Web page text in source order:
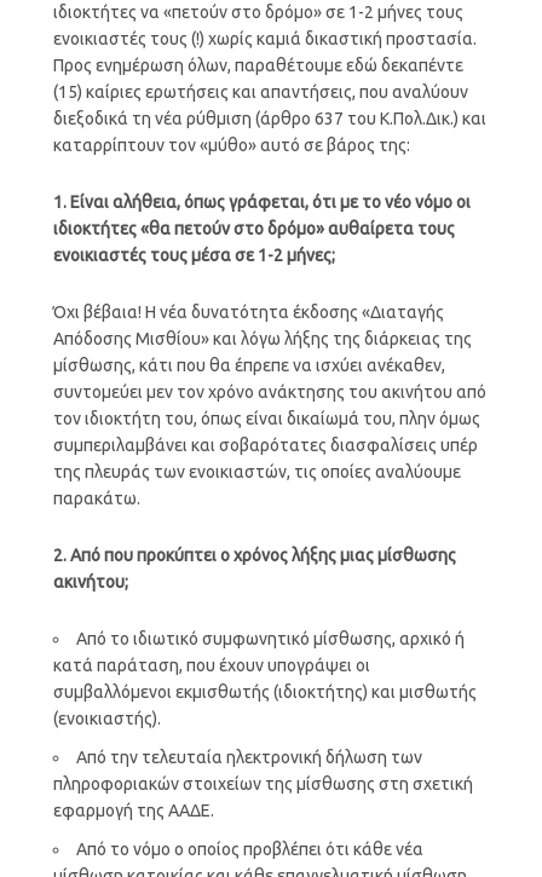
ιδιοκτήτες να «πετούν στο δρόμο» σε 1-2 μήνες τους
ενοικιαστές τους (!) χωρίς καμιά δικαστική προστασία.
Προς ενημέρωση όλων, παραθέτουμε εδώ δεκαπέντε
(15) καίριες ερωτήσεις και απαντήσεις, που αναλύουν
διεξοδικά τη νέα ρύθμιση (άρθρο 637 του Κ.Πολ.Δικ.) και
καταρρίπτουν τον «μύθο» αυτό σε βάρος της:
1. Είναι αλήθεια, όπως γράφεται, ότι με το νέο νόμο οι
ιδιοκτήτες «θα πετούν στο δρόμο» αυθαίρετα τους
ενοικιαστές τους μέσα σε 1-2 μήνες;
Όχι βέβαια! Η νέα δυνατότητα έκδοσης «Διαταγής
Απόδοσης Μισθίου» και λόγω λήξης της διάρκειας της
μίσθωσης, κάτι που θα έπρεπε να ισχύει ανέκαθεν,
συντομεύει μεν τον χρόνο ανάκτησης του ακινήτου από
τον ιδιοκτήτη του, όπως είναι δικαίωμά του, πλην όμως
συμπεριλαμβάνει και σοβαρότατες διασφαλίσεις υπέρ
της πλευράς των ενοικιαστών, τις οποίες αναλύουμε
παρακάτω.
2. Από που προκύπτει ο χρόνος λήξης μιας μίσθωσης
ακινήτου;
Από το ιδιωτικό συμφωνητικό μίσθωσης, αρχικό ή
κατά παράταση, που έχουν υπογράψει οι
συμβαλλόμενοι εκμισθωτής (ιδιοκτήτης) και μισθωτής
(ενοικιαστής).
Από την τελευταία ηλεκτρονική δήλωση των
πληροφοριακών στοιχείων της μίσθωσης στη σχετική
εφαρμογή της ΑΑΔΕ.
Από το νόμο ο οποίος προβλέπει ότι κάθε νέα